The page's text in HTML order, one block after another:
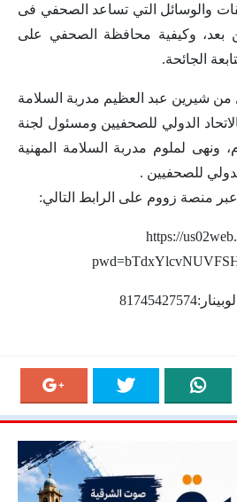
والوسائل التي تساعد الصحفي فى
بعد، وكيفية محافظة الصحفي على
الجائحة.
شيرين عبد العظيم مدربة السلامة
الدولي للصحفيين ومسئول لجنة
ونهى لملوم مدربة السلامة المهنية
للصحفيين .
منصة زووم على الرابط التالي:
https://